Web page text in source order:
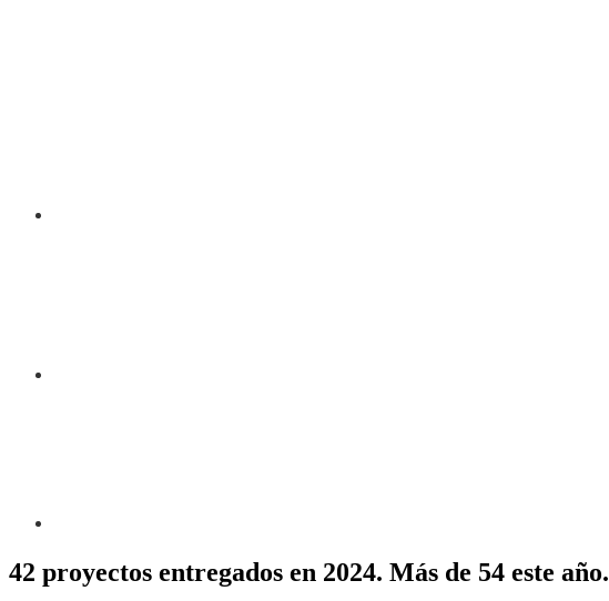
42 proyectos entregados en 2024. Más de 54 este año.